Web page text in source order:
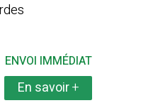
ENVOI IMMÉDIAT
En savoir+